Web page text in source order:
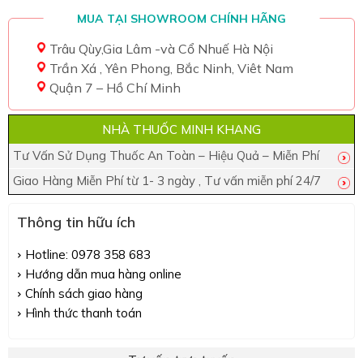
MUA TẠI SHOWROOM CHÍNH HÃNG
Trâu Qùy,Gia Lâm -và Cổ Nhuế Hà Nội
Trần Xá , Yên Phong, Bắc Ninh, Viêt Nam
Quận 7 – Hồ Chí Minh
NHÀ THUỐC MINH KHANG
Tư Vấn Sử Dụng Thuốc An Toàn – Hiệu Quả – Miễn Phí
Giao Hàng Miễn Phí từ 1- 3 ngày , Tư vấn miễn phí 24/7
Thông tin hữu ích
Hotline: 0978 358 683
Hướng dẫn mua hàng online
Chính sách giao hàng
Hình thức thanh toán